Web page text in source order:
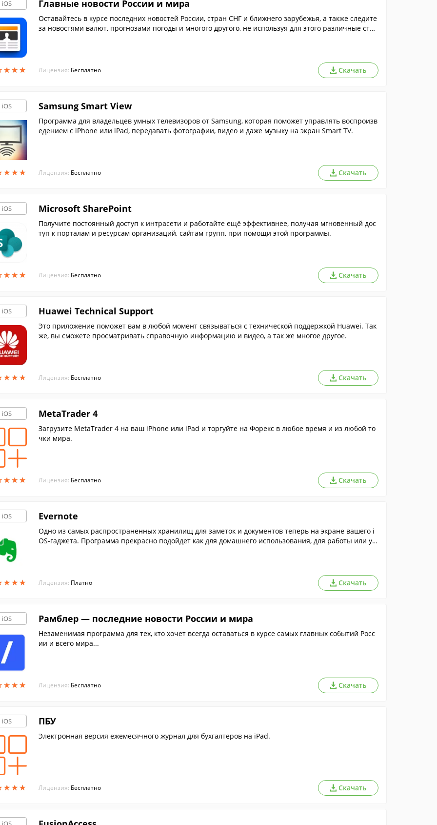
iOS
★★★
★★★
Главные новости России и мира
Оставайтесь в курсе последних новостей России, стран СНГ и ближнего зарубежья, а также следите
за новостями валют, прогнозами погоды и многого другого, не используя для этого различные стор
Лицензия: Бесплатно Скачать
iOS
★★★
★★★
Samsung Smart View
Программа для владельцев умных телевизоров от Samsung, которая поможет управлять воспроизв
едением с iPhone или iPad, передавать фотографии, видео и даже музыку на экран Smart TV.
Лицензия: Бесплатно Скачать
iOS
★★★
★★★
Microsoft SharePoint
Получите постоянный доступ к интрасети и работайте ещё эффективнее, получая мгновенный дос
туп к порталам и ресурсам организаций, сайтам групп, при помощи этой программы.
Лицензия: Бесплатно Скачать
iOS
★★★
★★★
Huawei Technical Support
Это приложение поможет вам в любой момент связываться с технической поддержкой Huawei. Так
же, вы сможете просматривать справочную информацию и видео, а так же многое другое.
Лицензия: Бесплатно Скачать
iOS
★★★
★★★
MetaTrader 4
Загрузите MetaTrader 4 на ваш iPhone или iPad и торгуйте на Форекс в любое время и из любой то
чки мира.
Лицензия: Бесплатно Скачать
iOS
★★★
★★★
Evernote
Одно из самых распространенных хранилищ для заметок и документов теперь на экране вашего i
OS-гаджета. Программа прекрасно подойдет как для домашнего использования, для работы или уч
Лицензия: Платно Скачать
iOS
★★★
★★★
Рамблер — последние новости России и мира
Незаменимая программа для тех, кто хочет всегда оставаться в курсе самых главных событий Росс
ии и всего мира...
Лицензия: Бесплатно Скачать
iOS
★★★
★★★
ПБУ
Электронная версия ежемесячного журнал для бухгалтеров на iPad.
Лицензия: Бесплатно Скачать